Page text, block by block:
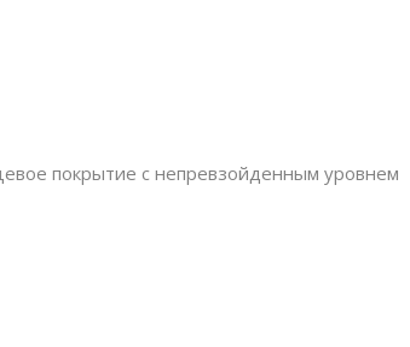
покрытие c непревзойденным уровнем